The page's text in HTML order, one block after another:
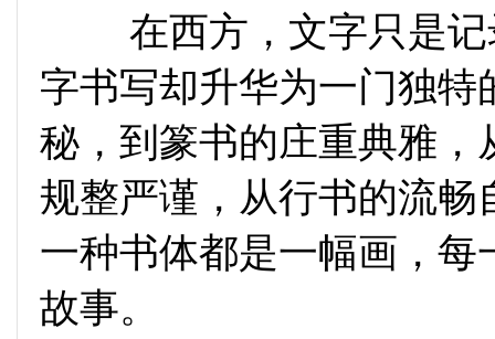
在西方，文字只是记
字书写却升华为一门独
秘，到篆书的庄重典雅
规整严谨，从行书的流
一种书体都是一幅画，
故事。